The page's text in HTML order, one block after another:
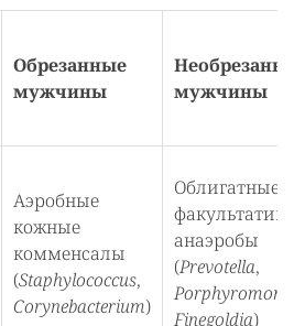
Обрезанные
мужчины
мужчины
Аэробные
кожные
комменсалы
(Staphylococcus,
Corynebacterium)
Облигатные
анаэробы
(Prevotella,
Finegoldia)